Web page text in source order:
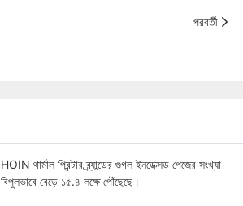
পরবর্তী
HOIN থার্মাল প্রিন্টার ব্র্যান্ডের গুগল ইনডেক্সড পেজের সংখ্যা
বিপুলভাবে বেড়ে ১৫.৪ লক্ষে পৌঁছেছে।